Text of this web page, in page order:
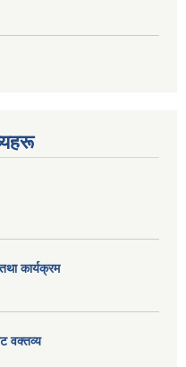
कार्यक्रम
वक्तव्य